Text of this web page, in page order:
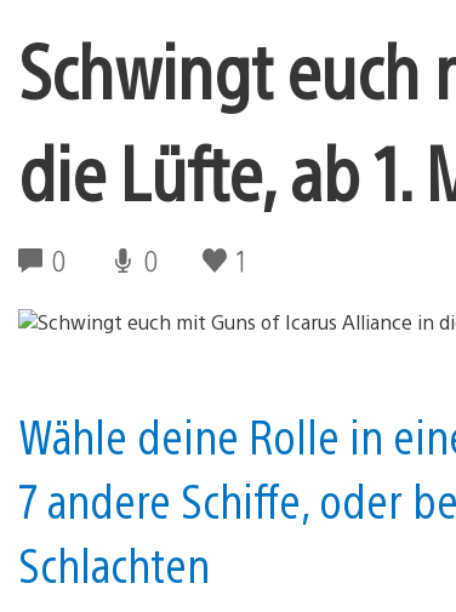
Schwingt euch
die Lüfte, ab 1.
0 0 1
Wähle deine Rolle in
7 andere Schiffe, oder
Schlachten